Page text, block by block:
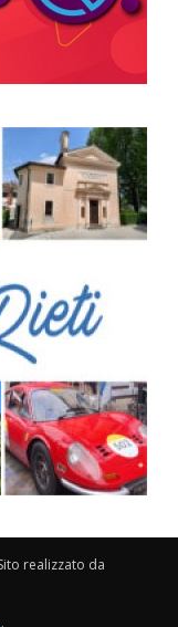
realizzato da